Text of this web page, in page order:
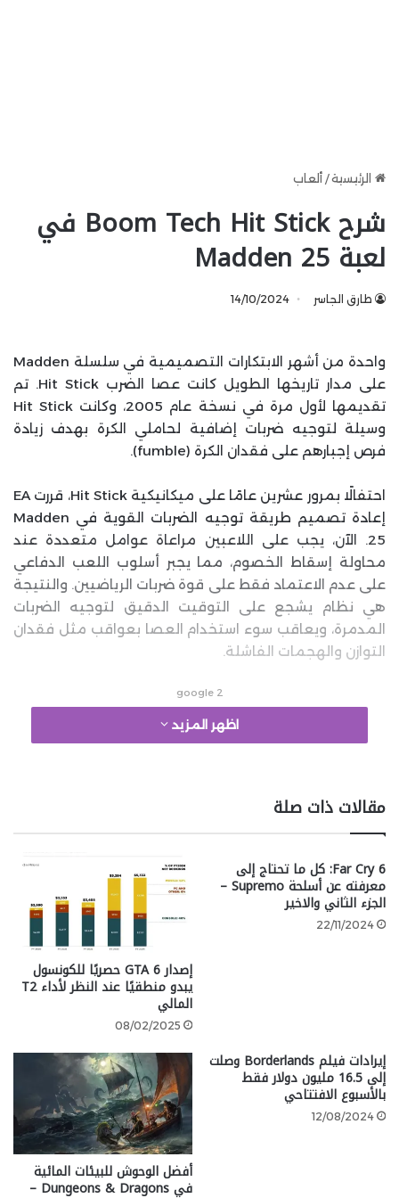
الرئيسية/ ألعاب
شرح Boom Tech Hit Stick في
لعبة Madden 25
طارق الجاسر 14/10/2024
واحدة من أشهر الابتكارات التصميمية في سلسلة Madden
على مدار تاريخها الطويل كانت عصا الضرب Hit Stick. تم
تقديمها لأول مرة في نسخة عام 2005، وكانت Hit Stick
وسيلة لتوجيه ضربات إضافية لحاملي الكرة بهدف زيادة
فرص إجبارهم على فقدان الكرة (fumble).
احتفالًا بمرور عشرين عامًا على ميكانيكية Hit Stick، قررت EA
إعادة تصميم طريقة توجيه الضربات القوية في Madden
25. الآن، يجب على اللاعبين مراعاة عوامل متعددة عند
محاولة إسقاط الخصوم، مما يجبر أسلوب اللعب الدفاعي
على عدم الاعتماد فقط على قوة ضربات الرياضيين. والنتيجة
هي نظام يشجع على التوقيت الدقيق لتوجيه الضربات
المدمرة، ويعاقب سوء استخدام العصا بعواقب مثل فقدان
التوازن والهجمات الفاشلة.
google 2
في Madden 25 كجزء من توسيع بنية اللعب الجديدة Field
Sense في الجيل التالي. يأخذ Boom Tech في الاعتبار
مجموعة من العوامل لإنشاء تجربة تدخل أكثر واقعية، حيث
يتم مقارنة وزن اللاعبين، وسرعتهم، وتوقيت الضربة لتحديد
نتيجة الاصطدامات على أرض الملعب بدقة. يهدف النظام
إلى تحسين واقعية التداخل بين اللاعبين عند التصادمات،
مما يجعل كل ضربة تعتمد على العوامل الفعلية في
كيفية عمل Hit Stick
التوقيت هو المفتاح في استخدام Hit Stick. لاستخدام هذه
التقنية، قم بتحريك العصا اليمنى للأعلى أثناء تنفيذ
اظهر المزيد
مقالات ذات صلة
Far Cry 6: كل ما تحتاج إلى
معرفته عن أسلحة Supremo –
الجزء الثاني والاخير
22/11/2024
إصدار GTA 6 حصريًا للكونسول
يبدو منطقيًا عند النظر لأداء T2
المالي
08/02/2025
إيرادات فيلم Borderlands وصلت
إلى 16.5 مليون دولار فقط
بالأسبوع الافتتاحي
12/08/2024
أفضل الوحوش للبيئات المائية
في Dungeons & Dragons –